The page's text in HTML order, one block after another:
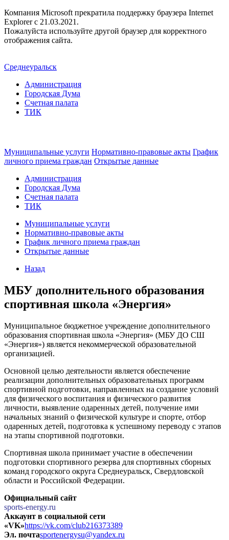
Компания Microsoft прекратила поддержку браузера Internet
Explorer c 21.03.2021.
Пожалуйста используйте другой браузер для корректного
отображения сайта.
Среднеуральск
Администрация
Городская Дума
Счетная палата
ТИК
Муниципальные услуги Нормативно-правовые акты График
личного приема граждан Открытые данные
Администрация
Городская Дума
Счетная палата
ТИК
Муниципальные услуги
Нормативно-правовые акты
График личного приема граждан
Открытые данные
Назад
МБУ дополнительного образования
спортивная школа «Энергия»
Муниципальное бюджетное учреждение дополнительного
образования спортивная школа «Энергия» (МБУ ДО СШ
«Энергия») является некоммерческой образовательной
организацией.
Основной целью деятельности является обеспечение
реализации дополнительных образовательных программ
спортивной подготовки, направленных на создание условий
для физического воспитания и физического развития
личности, выявление одаренных детей, получение ими
начальных знаний о физической культуре и спорте, отбор
одаренных детей, подготовка к успешному переводу с этапов
на этапы спортивной подготовки.
Спортивная школа принимает участие в обеспечении
подготовки спортивного резерва для спортивных сборных
команд городского округа Среднеуральск, Свердловской
области и Российской Федерации.
Официальный сайт
sports-energy.ru
Аккаунт в социальной сети
«VK»https://vk.com/club216373389
Эл. почтаsportenergysu@yandex.ru